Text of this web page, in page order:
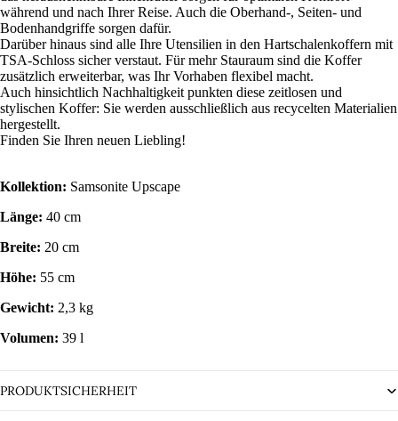
während und nach Ihrer Reise. Auch die Oberhand-, Seiten- und
Bodenhandgriffe sorgen dafür.
Darüber hinaus sind alle Ihre Utensilien in den Hartschalenkoffern mit
TSA-Schloss sicher verstaut. Für mehr Stauraum sind die Koffer
zusätzlich erweiterbar, was Ihr Vorhaben flexibel macht.
Auch hinsichtlich Nachhaltigkeit punkten diese zeitlosen und
stylischen Koffer: Sie werden ausschließlich aus recycelten Materialien
hergestellt.
Finden Sie Ihren neuen Liebling!
Kollektion: Samsonite Upscape
Länge: 40 cm
Breite: 20 cm
Höhe: 55 cm
Gewicht: 2,3 kg
Volumen: 39 l
PRODUKTSICHERHEIT